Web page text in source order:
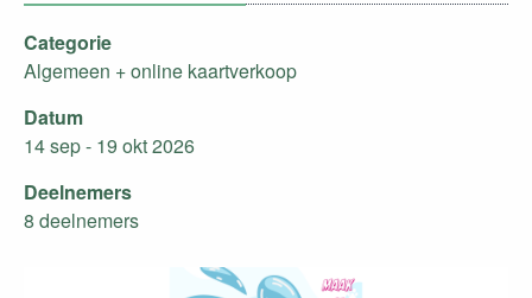
Categorie
Algemeen + online kaartverkoop
Datum
14 sep - 19 okt 2026
Deelnemers
8 deelnemers